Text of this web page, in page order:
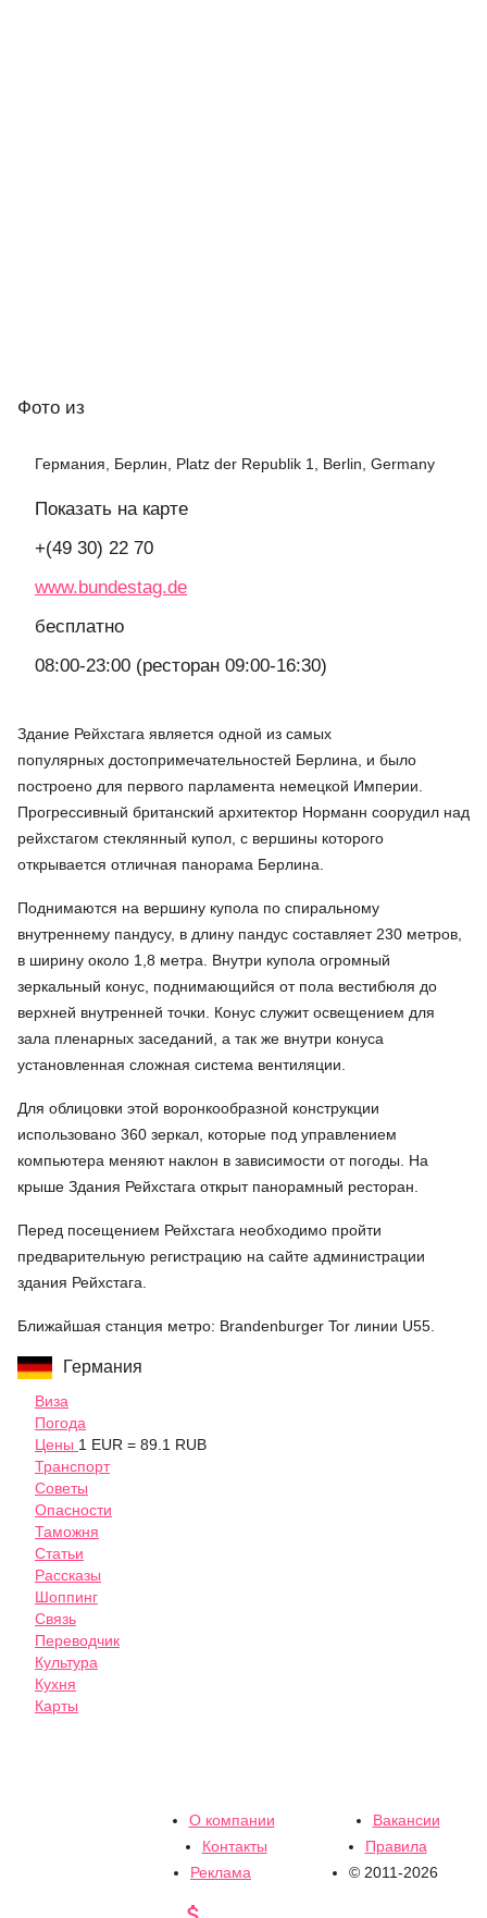
Фото из
Германия, Берлин, Platz der Republik 1, Berlin, Germany
Показать на карте
+(49 30) 22 70
www.bundestag.de
бесплатно
08:00-23:00 (ресторан 09:00-16:30)
Здание Рейхстага является одной из самых
популярных достопримечательностей Берлина, и было
построено для первого парламента немецкой Империи.
Прогрессивный британский архитектор Норманн соорудил над
рейхстагом стеклянный купол, с вершины которого
открывается отличная панорама Берлина.
Поднимаются на вершину купола по спиральному
внутреннему пандусу, в длину пандус составляет 230 метров,
в ширину около 1,8 метра. Внутри купола огромный
зеркальный конус, поднимающийся от пола вестибюля до
верхней внутренней точки. Конус служит освещением для
зала пленарных заседаний, а так же внутри конуса
установленная сложная система вентиляции.
Для облицовки этой воронкообразной конструкции
использовано 360 зеркал, которые под управлением
компьютера меняют наклон в зависимости от погоды. На
крыше Здания Рейхстага открыт панорамный ресторан.
Перед посещением Рейхстага необходимо пройти
предварительную регистрацию на сайте администрации
здания Рейхстага.
Ближайшая станция метро: Brandenburger Tor линии U55.
Германия
Виза
Погода
Цены 1 EUR = 89.1 RUB
Транспорт
Советы
Опасности
Таможня
Статьи
Рассказы
Шоппинг
Связь
Переводчик
Культура
Кухня
Карты
О компании
Вакансии
Контакты
Правила
Реклама
© 2011-2026